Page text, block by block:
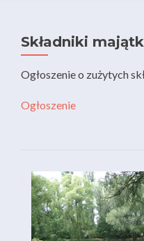
Składniki
Ogłoszenie o zużytych
Ogłoszenie